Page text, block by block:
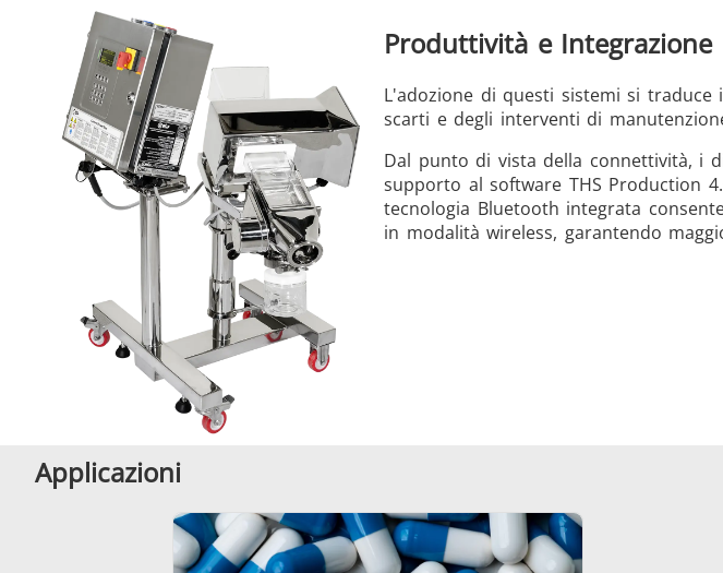
Produttività e Integrazione
L'adozione di questi sistemi si
scarti e degli interventi di
Dal punto di vista della connettività, i
supporto al software THS Production
tecnologia Bluetooth integrata
in modalità wireless, garantendo
Applicazioni